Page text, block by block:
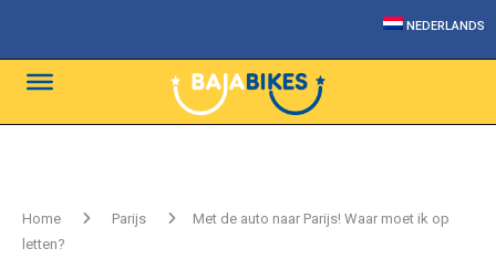
NEDERLANDS
Home Parijs
Met de auto naar Parijs! Waar moet ik op
letten?